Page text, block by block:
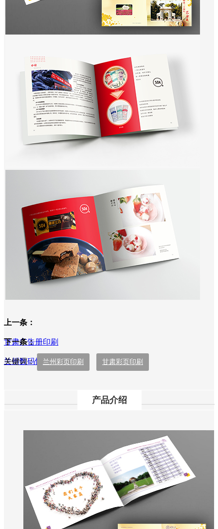
上一条：
甘肃广告册印刷
下一条：
兰州数码快印
关键词： 兰州彩页印刷 甘肃彩页印刷
产品介绍